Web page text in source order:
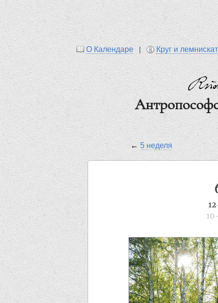
О Календаре| Круг и
← 5 неделя